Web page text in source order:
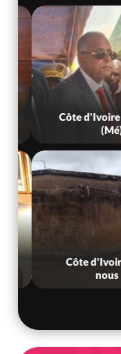
Côte d'Ivoire :
(Mé)
Côte d'Ivoire
nous